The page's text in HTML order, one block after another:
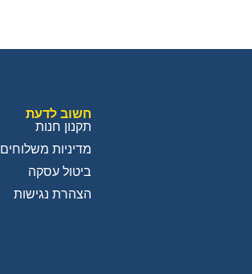
חשוב לדעת
תקנון חנות
מדיניות משלוחים
ביטול עסקה
הצהרת נגישות